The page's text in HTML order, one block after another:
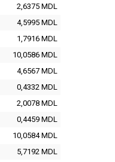
2,6375 MDL
4,5995 MDL
1,7916 MDL
10,0586 MDL
4,6567 MDL
0,4332 MDL
2,0078 MDL
0,4459 MDL
10,0584 MDL
5,7192 MDL